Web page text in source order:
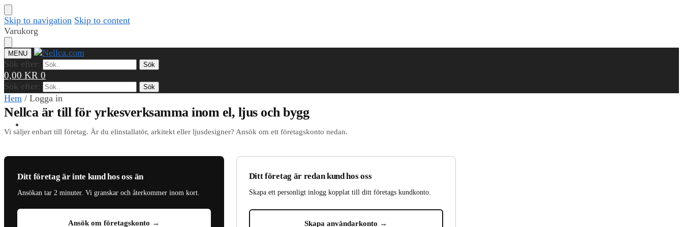
Skip to navigation Skip to content
Varukorg
MENU
Sök efter: Sök
0,00 KR 0
Sök efter: Sök
Hem / Logga in
Nellca är till för yrkesverksamma inom el, ljus och bygg
Vi säljer enbart till företag. Är du elinstallatör, arkitekt eller ljusdesigner? Ansök om ett företagskonto nedan.
Ditt företag är inte kund hos oss än
Ansökan tar 2 minuter. Vi granskar och återkommer inom kort.
Ansök om företagskonto →
Ditt företag är redan kund hos oss
Skapa ett personligt inlogg kopplat till ditt företags kundkonto.
Skapa användarkonto →